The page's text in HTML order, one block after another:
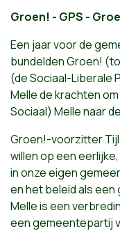
Groen! - GPS -
Een jaar voor de
bundelden Groen!
(de Sociaal-Liberale
Melle de krachten
Sociaal) Melle naar
Groen!-voorzitter
willen op een
in onze eigen
en het beleid als
Melle is een
een gemeentepartij